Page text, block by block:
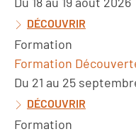
DÉCOUVRIR
Formation
Formation
Du 21 au 25
DÉCOUVRIR
Formation